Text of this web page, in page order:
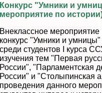
Конкурс "Умники и
мероприятие по
Внеклассное мероприятие
конкурс "Умники и умницы"
среди студентов I курса
изучения тем "Первая
России", "Парламентская
России" и "Столыпинская
проведения данного